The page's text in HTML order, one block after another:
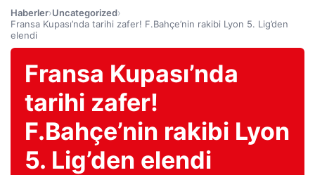
Haberler›Uncategorized›
Fransa Kupası’nda tarihi zafer! F.Bahçe’nin rakibi Lyon 5. Lig’den
elendi
Fransa Kupası’nda
tarihi zafer!
F.Bahçe’nin rakibi Lyon
5. Lig’den elendi